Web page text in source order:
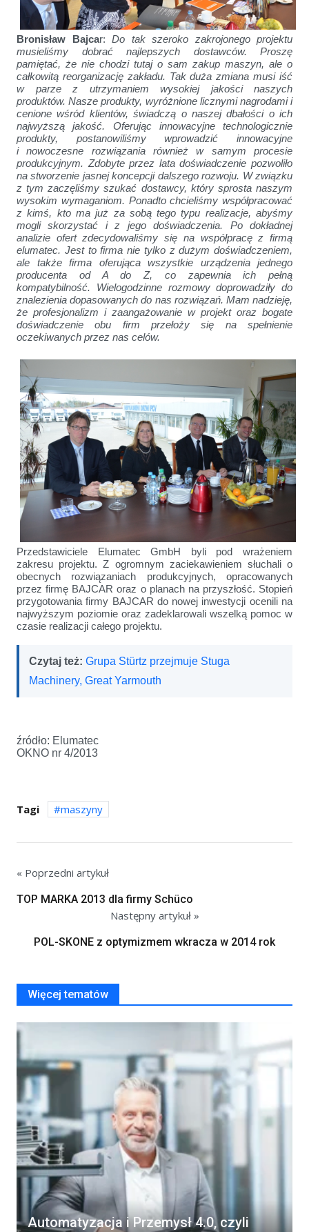
Bronisław Bajcar: Do tak szeroko zakrojonego projektu
musieliśmy dobrać najlepszych dostawców. Proszę
pamiętać, że nie chodzi tutaj o sam zakup maszyn, ale o
całkowitą reorganizację zakładu. Tak duża zmiana musi iść
w parze z utrzymaniem wysokiej jakości naszych
produktów. Nasze produkty, wyróżnione licznymi nagrodami i
cenione wśród klientów, świadczą o naszej dbałości o ich
najwyższą jakość. Oferując innowacyjne technologicznie
produkty, postanowiliśmy wprowadzić innowacyjne
i nowoczesne rozwiązania również w samym procesie
produkcyjnym. Zdobyte przez lata doświadczenie pozwoliło
na stworzenie jasnej koncepcji dalszego rozwoju. W związku
z tym zaczęliśmy szukać dostawcy, który sprosta naszym
wysokim wymaganiom. Ponadto chcieliśmy współpracować
z kimś, kto ma już za sobą tego typu realizacje, abyśmy
mogli skorzystać i z jego doświadczenia. Po dokładnej
analizie ofert zdecydowaliśmy się na współpracę z firmą
elumatec. Jest to firma nie tylko z dużym doświadczeniem,
ale także firma oferująca wszystkie urządzenia jednego
producenta od A do Z, co zapewnia ich pełną
kompatybilność. Wielogodzinne rozmowy doprowadziły do
znalezienia dopasowanych do nas rozwiązań. Mam nadzieję,
że profesjonalizm i zaangażowanie w projekt oraz bogate
doświadczenie obu firm przełoży się na spełnienie
oczekiwanych przez nas celów.
Przedstawiciele Elumatec GmbH byli pod wrażeniem
zakresu projektu. Z ogromnym zaciekawieniem słuchali o
obecnych rozwiązaniach produkcyjnych, opracowanych
przez firmę BAJCAR oraz o planach na przyszłość. Stopień
przygotowania firmy BAJCAR do nowej inwestycji ocenili na
najwyższym poziomie oraz zadeklarowali wszelką pomoc w
czasie realizacji całego projektu.
Czytaj też: Grupa Stürtz przejmuje Stuga
Machinery, Great Yarmouth
źródło: Elumatec
OKNO nr 4/2013
Tagi maszyny
« Poprzedni artykuł
TOP MARKA 2013 dla firmy Schüco
Następny artykuł »
POL-SKONE z optymizmem wkracza w 2014 rok
Więcej tematów
Automatyzacja i Przemysł 4.0, czyli